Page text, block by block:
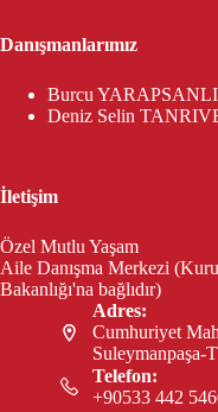
Danışmanlarımız
Burcu
Deniz Selin
İletişim
Özel Mutlu Yaşam
Aile Danışma Merkezi
Bakanlığı'na bağlıdır)
Adres:
Cumhuriyet
Telefon:
+90533 442